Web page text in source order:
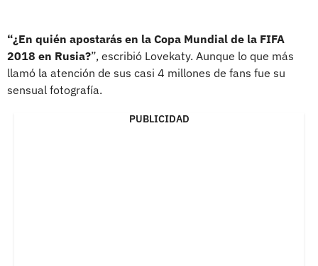
“¿En quién apostarás en la Copa Mundial de la FIFA
2018 en Rusia?”, escribió Lovekaty. Aunque lo que más
llamó la atención de sus casi 4 millones de fans fue su
sensual fotografía.
PUBLICIDAD